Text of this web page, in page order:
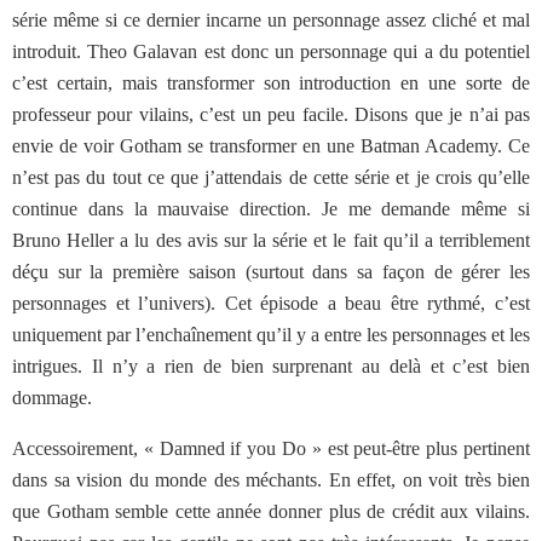
série même si ce dernier incarne un personnage assez cliché et mal
introduit. Theo Galavan est donc un personnage qui a du potentiel
c’est certain, mais transformer son introduction en une sorte de
professeur pour vilains, c’est un peu facile. Disons que je n’ai pas
envie de voir Gotham se transformer en une Batman Academy. Ce
n’est pas du tout ce que j’attendais de cette série et je crois qu’elle
continue dans la mauvaise direction. Je me demande même si
Bruno Heller a lu des avis sur la série et le fait qu’il a terriblement
déçu sur la première saison (surtout dans sa façon de gérer les
personnages et l’univers). Cet épisode a beau être rythmé, c’est
uniquement par l’enchaînement qu’il y a entre les personnages et les
intrigues. Il n’y a rien de bien surprenant au delà et c’est bien
dommage.
Accessoirement, « Damned if you Do » est peut-être plus pertinent
dans sa vision du monde des méchants. En effet, on voit très bien
que Gotham semble cette année donner plus de crédit aux vilains.